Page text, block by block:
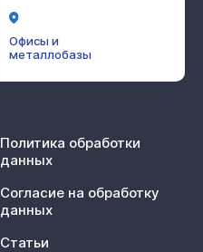
Офисы и
металлобазы
Политика обработки
данных
Согласие на обработку
данных
Статьи